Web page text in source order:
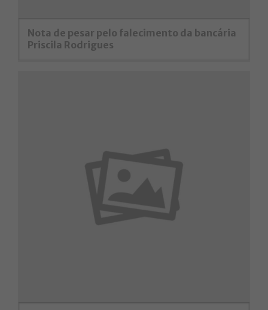
Nota de pesar pelo falecimento da bancária
Priscila Rodrigues